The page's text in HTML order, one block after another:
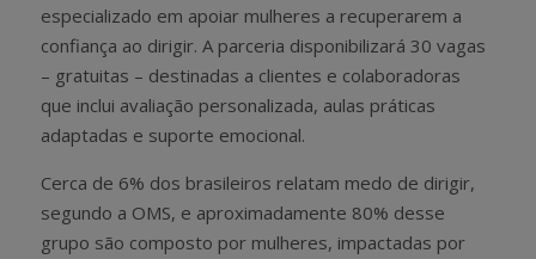
especializado em apoiar mulheres a recuperarem a
confiança ao dirigir. A parceria disponibilizará 30 vagas
– gratuitas – destinadas a clientes e colaboradoras
que inclui avaliação personalizada, aulas práticas
adaptadas e suporte emocional.
Cerca de 6% dos brasileiros relatam medo de dirigir,
segundo a OMS, e aproximadamente 80% desse
grupo são composto por mulheres, impactadas por